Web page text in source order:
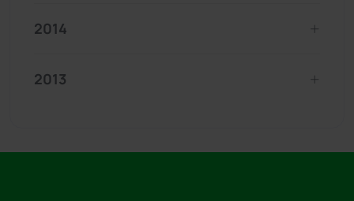
2014
2013